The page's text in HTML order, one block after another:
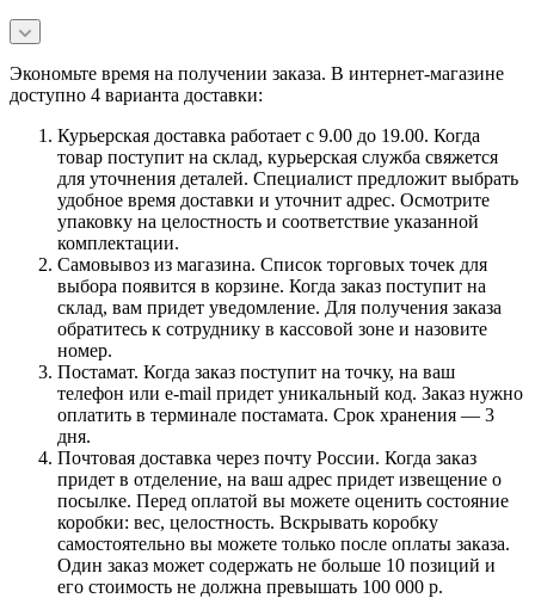
Экономьте время на получении заказа. В интернет-магазине
доступно 4 варианта доставки:
Курьерская доставка работает с 9.00 до 19.00. Когда
товар поступит на склад, курьерская служба свяжется
для уточнения деталей. Специалист предложит выбрать
удобное время доставки и уточнит адрес. Осмотрите
упаковку на целостность и соответствие указанной
комплектации.
Самовывоз из магазина. Список торговых точек для
выбора появится в корзине. Когда заказ поступит на
склад, вам придет уведомление. Для получения заказа
обратитесь к сотруднику в кассовой зоне и назовите
номер.
Постамат. Когда заказ поступит на точку, на ваш
телефон или e-mail придет уникальный код. Заказ нужно
оплатить в терминале постамата. Срок хранения — 3
дня.
Почтовая доставка через почту России. Когда заказ
придет в отделение, на ваш адрес придет извещение о
посылке. Перед оплатой вы можете оценить состояние
коробки: вес, целостность. Вскрывать коробку
самостоятельно вы можете только после оплаты заказа.
Один заказ может содержать не больше 10 позиций и
его стоимость не должна превышать 100 000 р.